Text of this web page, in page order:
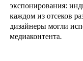
экспонирования:
каждом из отсеков
дизайнеры могли
медиаконтента.